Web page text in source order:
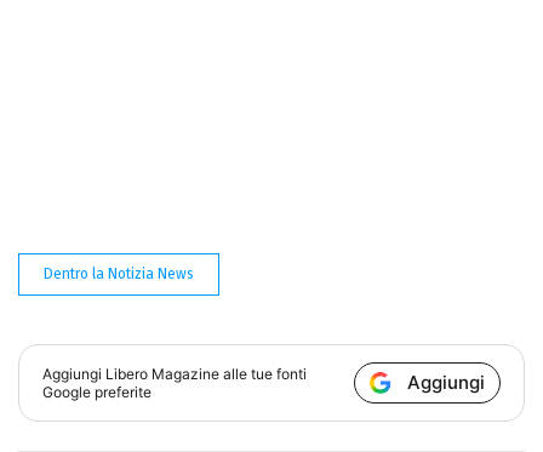
Dentro la Notizia News
Aggiungi Libero Magazine alle tue fonti
Google preferite
Aggiungi